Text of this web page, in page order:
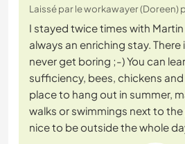
Laissé par le workawayer (Doreen)
I stayed twice times with
always an enriching stay.
never get boring ;-) You can
sufficiency, bees, chickens and
place to hang out in summer,
walks or swimmings next to
nice to be outside the whole